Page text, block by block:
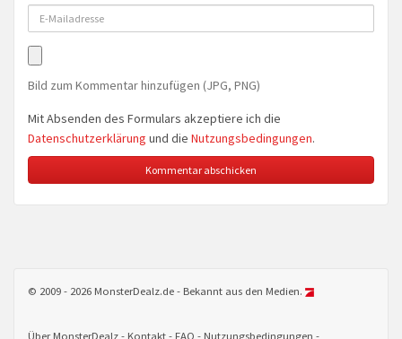
Bild zum Kommentar hinzufügen (JPG, PNG)
Mit Absenden des Formulars akzeptiere ich die
Datenschutzerklärung und die Nutzungsbedingungen.
© 2009 - 2026 MonsterDealz.de - Bekannt aus den Medien.
Über MonsterDealz Kontakt FAQ Nutzungsbedingungen